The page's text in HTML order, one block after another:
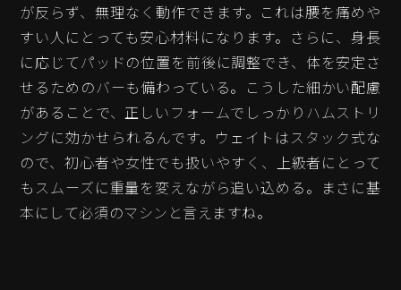
が反らず、無理なく動作できます。これは腰を痛めや
すい人にとっても安心材料になります。さらに、身長
に応じてパッドの位置を前後に調整でき、体を安定さ
せるためのバーも備わっている。こうした細かい配慮
があることで、正しいフォームでしっかりハムストリ
ングに効かせられるんです。ウェイトはスタック式な
ので、初心者や女性でも扱いやすく、上級者にとって
もスムーズに重量を変えながら追い込める。まさに基
本にして必須のマシンと言えますね。